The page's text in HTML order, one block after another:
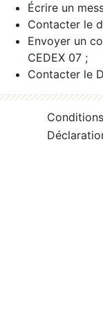
Écrire un
Contacter le
Envoyer un
CEDEX 07 ;
Contacter le